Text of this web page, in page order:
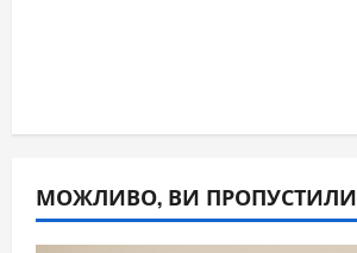
МОЖЛИВО, ВИ ПРОПУСТИЛИ